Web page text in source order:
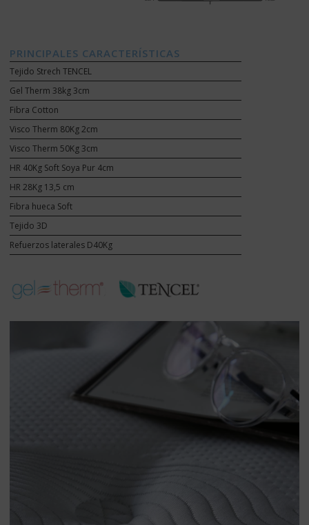
PRINCIPALES CARACTERÍSTICAS
Tejido Strech TENCEL
Gel Therm 38kg 3cm
Fibra Cotton
Visco Therm 80Kg 2cm
Visco Therm 50Kg 3cm
HR 40Kg Soft Soya Pur 4cm
HR 28Kg 13,5 cm
Fibra hueca Soft
Tejido 3D
Refuerzos laterales D40Kg